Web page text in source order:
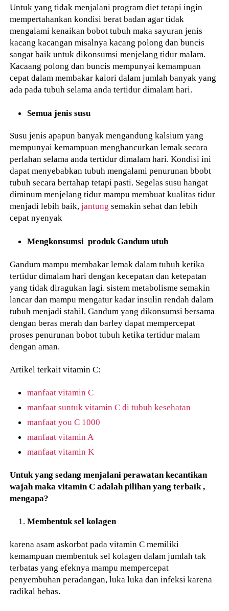
Untuk yang tidak menjalani program diet tetapi ingin
mempertahankan kondisi berat badan agar tidak
mengalami kenaikan bobot tubuh maka sayuran jenis
kacang kacangan misalnya kacang polong dan buncis
sangat baik untuk dikonsumsi menjelang tidur malam.
Kacaang polong dan buncis mempunyai kemampuan
cepat dalam membakar kalori dalam jumlah banyak yang
ada pada tubuh selama anda tertidur dimalam hari.
Semua jenis susu
Susu jenis apapun banyak mengandung kalsium yang
mempunyai kemampuan menghancurkan lemak secara
perlahan selama anda tertidur dimalam hari. Kondisi ini
dapat menyebabkan tubuh mengalami penurunan bbobt
tubuh secara bertahap tetapi pasti. Segelas susu hangat
diminum menjelang tidur mampu membuat kualitas tidur
menjadi lebih baik,jantung semakin sehat dan lebih
cepat nyenyak
Mengkonsumsi produk Gandum utuh
Gandum mampu membakar lemak dalam tubuh ketika
tertidur dimalam hari dengan kecepatan dan ketepatan
yang tidak diragukan lagi. sistem metabolisme semakin
lancar dan mampu mengatur kadar insulin rendah dalam
tubuh menjadi stabil. Gandum yang dikonsumsi bersama
dengan beras merah dan barley dapat mempercepat
proses penurunan bobot tubuh ketika tertidur malam
dengan aman.
Artikel terkait vitamin C:
manfaat vitamin C
manfaat suntuk vitamin C di tubuh kesehatan
manfaat you C 1000
manfaat vitamin A
manfaat vitamin K
Untuk yang sedang menjalani perawatan kecantikan
wajah maka vitamin C adalah pilihan yang terbaik ,
mengapa?
Membentuk sel kolagen
karena asam askorbat pada vitamin C memiliki
kemampuan membentuk sel kolagen dalam jumlah tak
terbatas yang efeknya mampu mempercepat
penyembuhan peradangan, luka luka dan infeksi karena
radikal bebas.